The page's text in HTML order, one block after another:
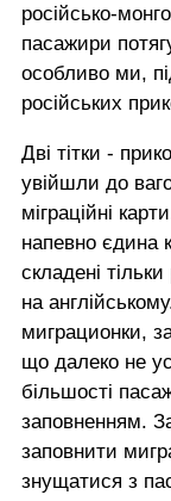
російсько-
пасажири
особливо ми,
російських
Дві тітки -
увійшли до
міграційні
напевно єдина
складені
на
миграционки,
що далеко не
більшості
заповненням.
заповнити
знущатися з